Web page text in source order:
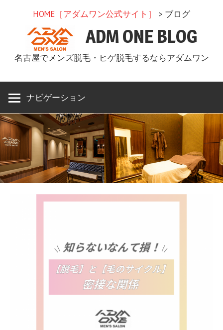
へ
ッ
プ
HOME［アダムワン公式サイト］ > ブログ
ADM ONE BLOG
名古屋でメンズ脱毛・ヒゲ脱毛するならアダムワン
ナビゲーション